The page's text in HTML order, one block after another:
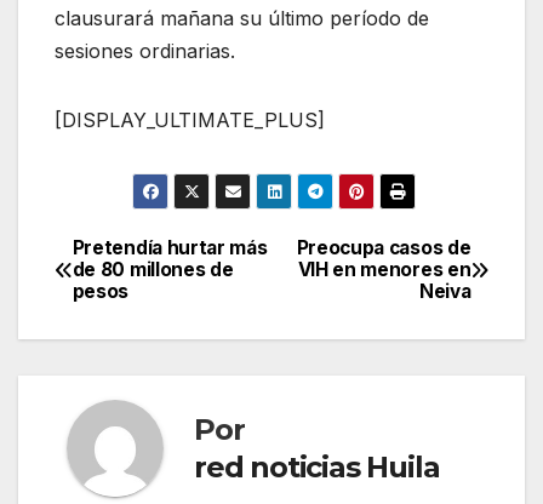
clausurará mañana su último período de
sesiones ordinarias.
[DISPLAY_ULTIMATE_PLUS]
Navegación
de
Preocupa casos de
VIH en menores en
Neiva
Pretendía hurtar más
de 80 millones de
pesos
Por
red noticias Huila